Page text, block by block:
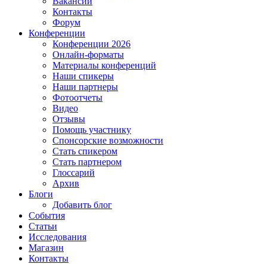
Контакты
Форум
Конференции
Конференции 2026
Онлайн-форматы
Материалы конференций
Наши спикеры
Наши партнеры
Фотоотчеты
Видео
Отзывы
Помощь участнику
Спонсорские возможности
Стать спикером
Стать партнером
Глоссарий
Архив
Блоги
Добавить блог
События
Статьи
Исследования
Магазин
Контакты